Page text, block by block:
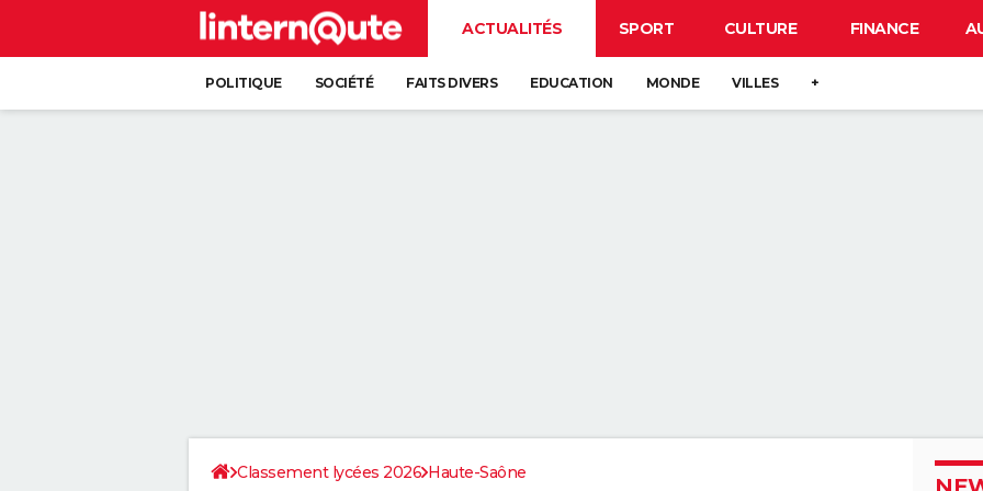
ACTUALITÉS SPORT CULTURE FINANCE
POLITIQUE SOCIÉTÉ FAITS DIVERS EDUCATION MONDE VILLES +
Classement lycées 2026 Haute-Saône